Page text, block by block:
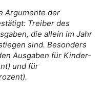
Argumente der
Treiber des
die allein im Jahr
sind. Besonders
Ausgaben für Kinder-
und für